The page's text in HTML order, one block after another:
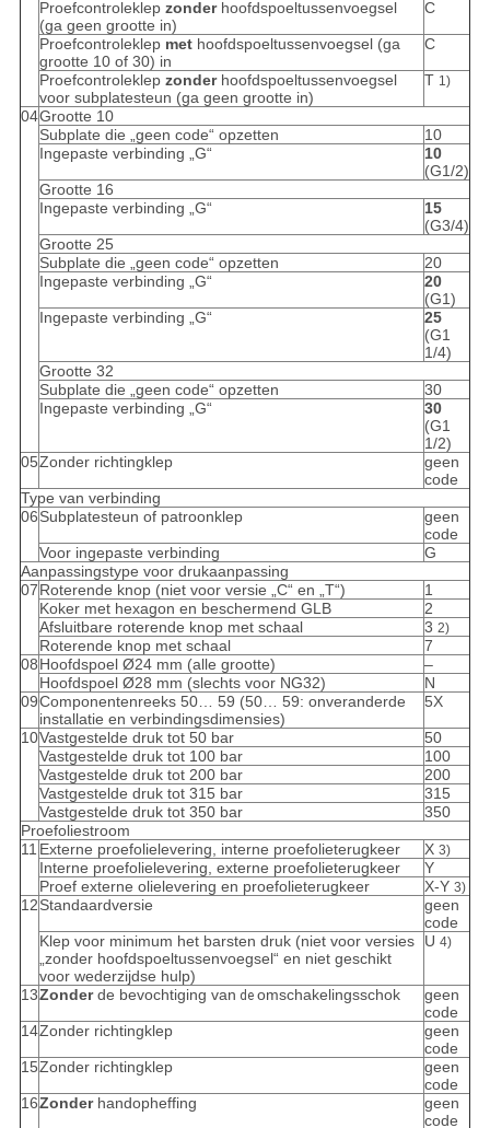
Proefcontroleklep zonderhoofdspoeltussenvoegsel
(ga geen grootte in)
C
Proefcontroleklep methoofdspoeltussenvoegsel (ga
grootte 10 of 30) in
C
Proefcontroleklep zonderhoofdspoeltussenvoegsel
voor subplatesteun (ga geen grootte in)
T 1)
04Grootte 10
Subplate die „geen code“ opzetten
10
Ingepaste verbinding „G“
10
(G1/2)
Grootte 16
Ingepaste verbinding „G“
15
(G3/4)
Grootte 25
Subplate die „geen code“ opzetten
20
Ingepaste verbinding „G“
20
(G1)
Ingepaste verbinding „G“
25
(G1
1/4)
Grootte 32
Subplate die „geen code“ opzetten
30
Ingepaste verbinding „G“
30
(G1
1/2)
05Zonder richtingklep
geen
code
Type van verbinding
06Subplatesteun of patroonklep
geen
code
Voor ingepaste verbinding
G
Aanpassingstype voor drukaanpassing
07Roterende knop (niet voor versie „C“ en „T“)
1
Koker met hexagon en beschermend GLB
2
Afsluitbare roterende knop met schaal
3 2)
Roterende knop met schaal
7
08Hoofdspoel Ø24 mm (alle grootte)
–
Hoofdspoel Ø28 mm (slechts voor NG32)
N
09Componentenreeks 50… 59 (50… 59: onveranderde
installatie en verbindingsdimensies)
5X
10Vastgestelde druk tot 50 bar
50
Vastgestelde druk tot 100 bar
100
Vastgestelde druk tot 200 bar
200
Vastgestelde druk tot 315 bar
315
Vastgestelde druk tot 350 bar
350
Proefoliestroom
11 Externe proefolielevering, interne proefolieterugkeer X 3)
Interne proefolielevering, externe proefolieterugkeer
Y
Proef externe olielevering en proefolieterugkeer
X-Y 3)
12Standaardversie
geen
code
Klep voor minimum het barsten druk (niet voor versies
„zonder hoofdspoeltussenvoegsel“ en niet geschikt
voor wederzijdse hulp)
U 4)
13Zonderde bevochtiging van de omschakelingsschok
geen
code
14Zonder richtingklep
geen
code
15Zonder richtingklep
geen
code
16Zonderhandopheffing
geen
code